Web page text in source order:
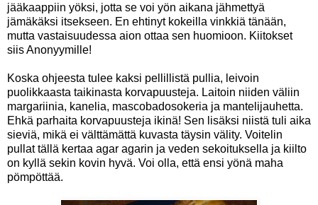
jääkaappiin yöksi, jotta se voi yön aikana jähmettyä
jämäkäksi itsekseen. En ehtinyt kokeilla vinkkiä tänään,
mutta vastaisuudessa aion ottaa sen huomioon. Kiitokset
siis Anonyymille!
Koska ohjeesta tulee kaksi pellillistä pullia, leivoin
puolikkaasta taikinasta korvapuusteja. Laitoin niiden väliin
margariinia, kanelia, mascobadosokeria ja mantelijauhetta.
Ehkä parhaita korvapuusteja ikinä! Sen lisäksi niistä tuli aika
sieviä, mikä ei välttämättä kuvasta täysin välity. Voitelin
pullat tällä kertaa agar agarin ja veden sekoituksella ja kiilto
on kyllä sekin kovin hyvä. Voi olla, että ensi yönä maha
pömpöttää.